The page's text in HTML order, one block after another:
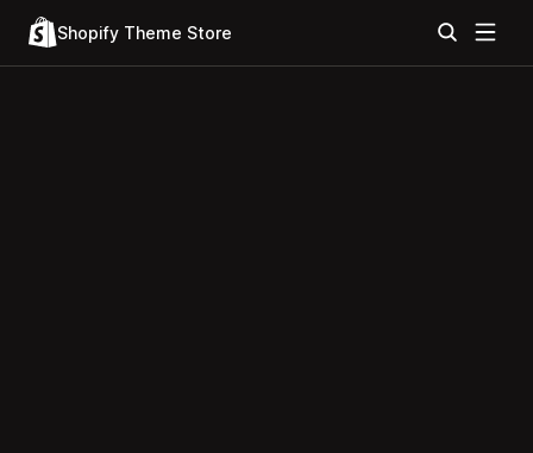
Shopify Theme Store